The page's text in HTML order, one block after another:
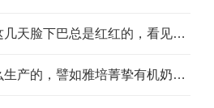
冬天了，宝宝八月，这几天脸下巴总是红红的，看见就觉得疼，宝妈们有什么妙招，望赐教
真正的有机奶粉是怎么生产的，譬如雅培菁挚有机奶粉。